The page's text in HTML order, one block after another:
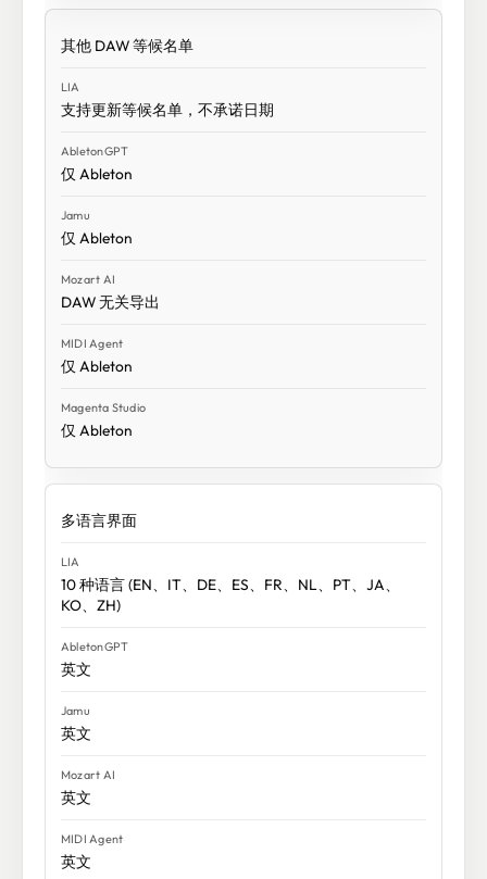
其他 DAW 等候名单
支持更新等候名单，不承诺日期
仅 Ableton
仅 Ableton
DAW 无关导出
仅 Ableton
仅 Ableton
多语言界面
10 种语言 (EN、IT、DE、ES、FR、NL、PT、JA、
KO、ZH)
英文
英文
英文
英文